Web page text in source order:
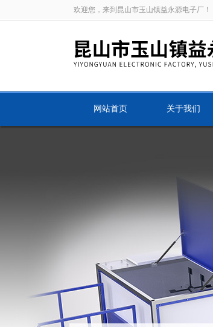
欢迎您，来到昆山市玉山镇益永源电子厂！
网站首页 关于我们